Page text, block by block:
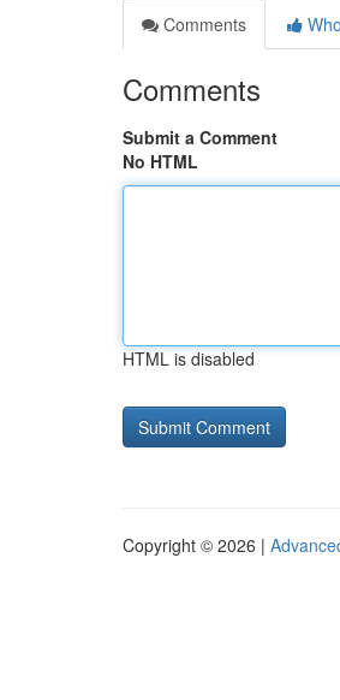
Comments
Comments
Submit a Comment
No HTML
HTML is disabled
Copyright © 2026 |